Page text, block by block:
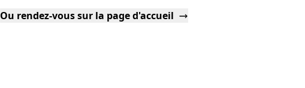
Ou rendez-vous sur la page d'accueil